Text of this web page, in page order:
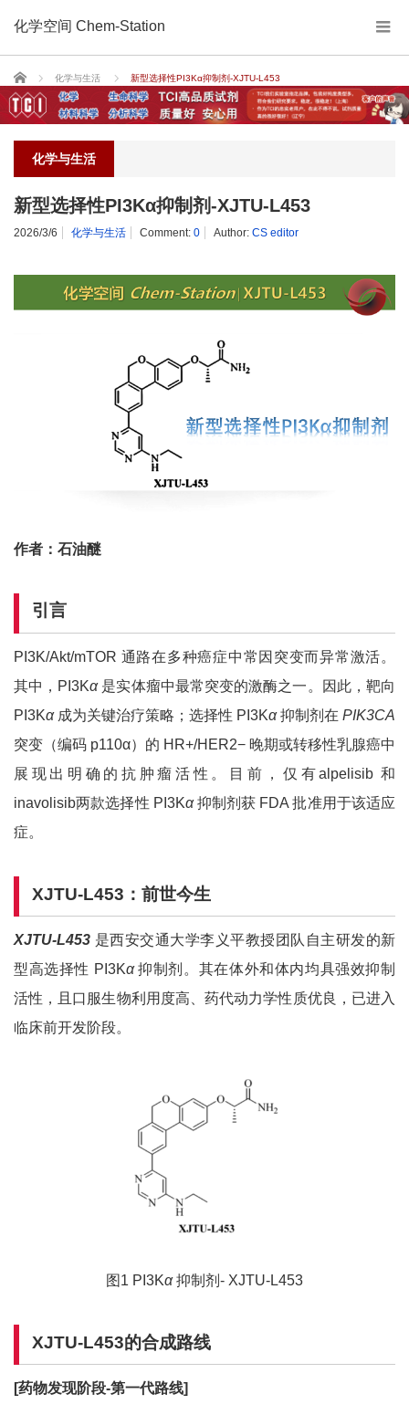
化学空间 Chem-Station
Home 化学与生活 新型选择性PI3Kα抑制剂-XJTU-L453
化学与生活
新型选择性PI3Kα抑制剂-XJTU-L453
2026/3/6 化学与生活 Comment: 0 Author: CS editor
作者：石油醚
引言
PI3K/Akt/mTOR 通路在多种癌症中常因突变而异常激活。
其中，PI3Kα是实体瘤中最常突变的激酶之一。因此，靶向
PI3Kα成为关键治疗策略；选择性 PI3Kα抑制剂在 PIK3CA
突变（编码 p110α）的 HR+/HER2− 晚期或转移性乳腺癌中
展现出明确的抗肿瘤活性。目前，仅有alpelisib 和
inavolisib两款选择性 PI3Kα抑制剂获 FDA 批准用于该适应
症。
XJTU-L453 ：前世今生
XJTU-L453 是西安交通大学李义平教授团队自主研发的新
型高选择性 PI3Kα抑制剂。其在体外和体内均具强效抑制
活性，且口服生物利用度高、药代动力学性质优良，已进入
临床前开发阶段。
图1 PI3Kα抑制剂- XJTU-L453
XJTU-L453的合成路线
[药物发现阶段-第一代路线]